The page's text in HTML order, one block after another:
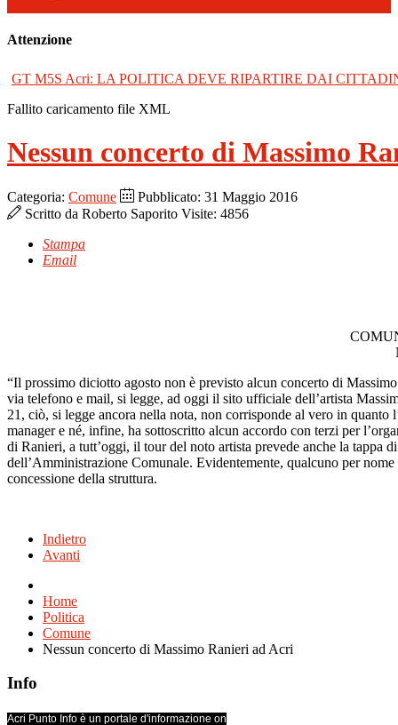
GT M5S Acri: LA POLITICA DEVE RIPARTIRE DAI
Attenzione
Fallito caricamento file XML
Nessun concerto di Massimo
Categoria: Comune
Pubblicato: 31 Maggio 2016
Scritto da Roberto Saporito Visite: 4856
Stampa
Email
“Il prossimo diciotto agosto non è previsto alcun concerto di
via telefono e mail, si legge, ad oggi il sito ufficiale dell’artista
21, ciò, si legge ancora nella nota, non corrisponde al vero in
manager e né, infine, ha sottoscritto alcun accordo con terzi per
di Ranieri, a tutt’oggi, il tour del noto artista prevede anche la
dell’Amministrazione Comunale. Evidentemente, qualcuno per
concessione della struttura.
Indietro
Avanti
Home
Politica
Comune
Nessun concerto di Massimo Ranieri ad Acri
Info
Acri Punto Info è un portale d'informazione on